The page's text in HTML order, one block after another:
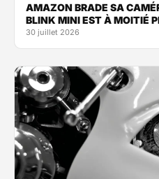
AMAZON BRADE SA
BLINK MINI EST À MOITIÉ
30 juillet 2026